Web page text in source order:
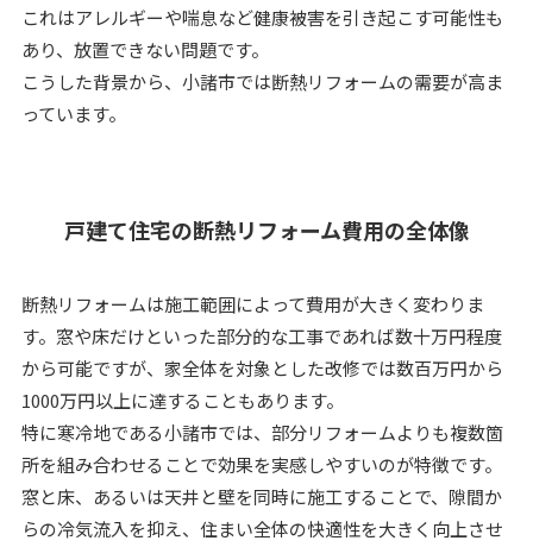
これはアレルギーや喘息など健康被害を引き起こす可能性も
あり、放置できない問題です。
こうした背景から、小諸市では断熱リフォームの需要が高ま
っています。
戸建て住宅の断熱リフォーム費用の全体像
断熱リフォームは施工範囲によって費用が大きく変わりま
す。窓や床だけといった部分的な工事であれば数十万円程度
から可能ですが、家全体を対象とした改修では数百万円から
1000万円以上に達することもあります。
特に寒冷地である小諸市では、部分リフォームよりも複数箇
所を組み合わせることで効果を実感しやすいのが特徴です。
窓と床、あるいは天井と壁を同時に施工することで、隙間か
らの冷気流入を抑え、住まい全体の快適性を大きく向上させ